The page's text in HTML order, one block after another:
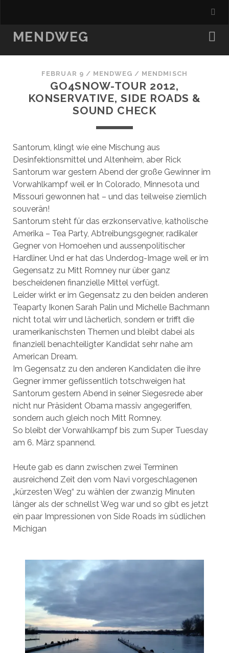
MENDWEG
FEBRUAR 9 / MENDWEG / MENDMISCH
GO4SNOW-TOUR 2012,
KONSERVATIVE, SIDE ROADS &
SOUND CHECK
Santorum, klingt wie eine Mischung aus
Desinfektionsmittel und Altenheim, aber Rick
Santorum war gestern Abend der große Gewinner im
Vorwahlkampf weil er In Colorado, Minnesota und
Missouri gewonnen hat – und das teilweise ziemlich
souverän!
Santorum steht für das erzkonservative, katholische
Amerika – Tea Party, Abtreibungsgegner, radikaler
Gegner von Homoehen und aussenpolitischer
Hardliner. Und er hat das Underdog-Image weil er im
Gegensatz zu Mitt Romney nur über ganz
bescheidenen finanzielle Mittel verfügt.
Leider wirkt er im Gegensatz zu den beiden anderen
Teaparty Ikonen Sarah Palin und Michelle Bachmann
nicht total wirr und lächerlich, sondern er trifft die
uramerikanischsten Themen und bleibt dabei als
finanziell benachteiligter Kandidat sehr nahe am
American Dream.
Im Gegensatz zu den anderen Kandidaten die ihre
Gegner immer geflissentlich totschweigen hat
Santorum gestern Abend in seiner Siegesrede aber
nicht nur Präsident Obama massiv angegeriffen,
sondern auch gleich noch Mitt Romney.
So bleibt der Vorwahlkampf bis zum Super Tuesday
am 6. März spannend.
Heute gab es dann zwischen zwei Terminen
ausreichend Zeit den vom Navi vorgeschlagenen
„kürzesten Weg“ zu wählen der zwanzig Minuten
länger als der schnellst Weg war und so gibt es jetzt
ein paar Impressionen von Side Roads im südlichen
Michigan